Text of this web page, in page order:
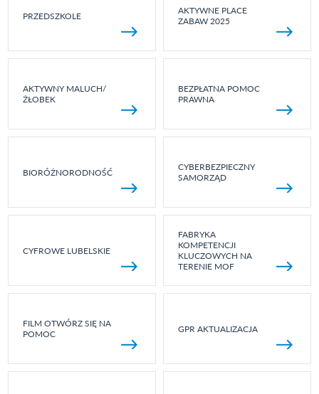
PRZEDSZKOLE
AKTYWNE PLACE
ZABAW 2025
AKTYWNY MALUCH/
ŻŁOBEK
BEZPŁATNA POMOC
PRAWNA
BIORÓŻNORODNOŚĆ
CYBERBEZPIECZNY
SAMORZĄD
CYFROWE LUBELSKIE
FABRYKA
KOMPETENCJI
KLUCZOWYCH NA
TERENIE MOF
FILM OTWÓRZ SIĘ NA
POMOC
GPR AKTUALIZACJA